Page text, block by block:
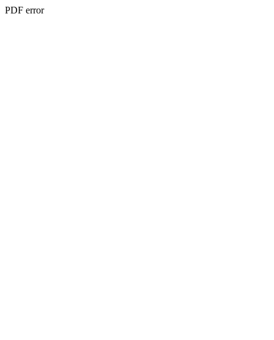
PDF error